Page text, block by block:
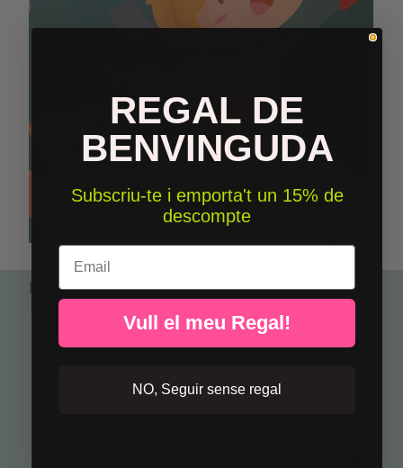
Perfecte per combinar
REGAL DE
BENVINGUDA
Subscriu-te i emporta't un 15% de
descompte
Email
Vull el meu Regal!
NO, Seguir sense regal